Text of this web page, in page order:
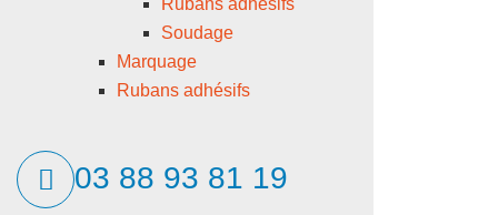
Rubans adhésifs
Soudage
Marquage
Rubans adhésifs
03 88 93 81 19